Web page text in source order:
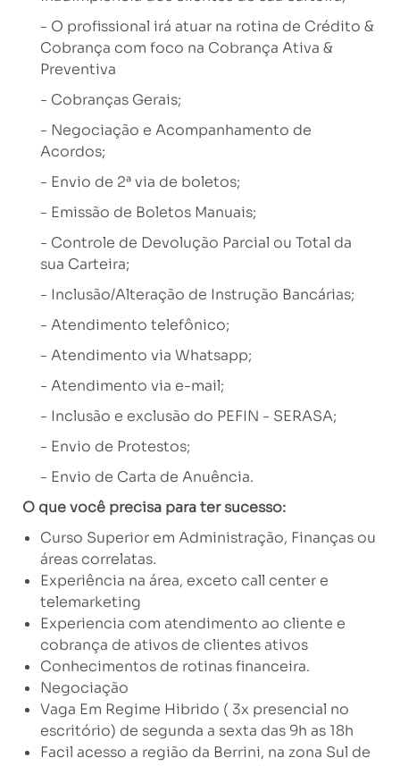
- O profissional irá atuar na rotina de Crédito &
Cobrança com foco na Cobrança Ativa &
Preventiva
- Cobranças Gerais;
- Negociação e Acompanhamento de
Acordos;
- Envio de 2ª via de boletos;
- Emissão de Boletos Manuais;
- Controle de Devolução Parcial ou Total da
sua Carteira;
- Inclusão/Alteração de Instrução Bancárias;
- Atendimento telefônico;
- Atendimento via Whatsapp;
- Atendimento via e-mail;
- Inclusão e exclusão do PEFIN - SERASA;
- Envio de Protestos;
- Envio de Carta de Anuência.
O que você precisa para ter sucesso:
Curso Superior em Administração, Finanças ou
áreas correlatas.
Experiência na área, exceto call center e
telemarketing
Experiencia com atendimento ao cliente e
cobrança de ativos de clientes ativos
Conhecimentos de rotinas financeira.
Negociação
Vaga Em Regime Hibrido ( 3x presencial no
escritório) de segunda a sexta das 9h as 18h
Facil acesso a região da Berrini, na zona Sul de